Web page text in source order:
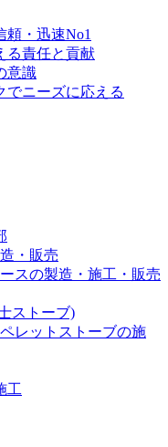
頼・迅速No1
る責任と貢献
意識
でニーズに応える
・販売
スの製造・施工・販売
ストーブ)
レットストーブの施
工